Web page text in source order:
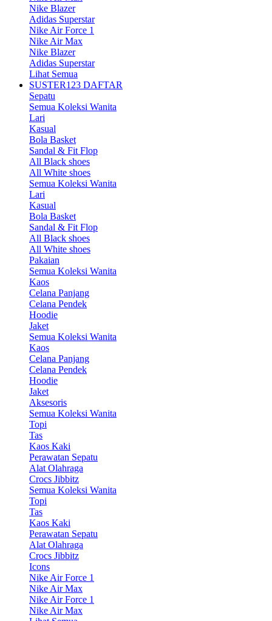
Nike Blazer
Adidas Superstar
Nike Air Force 1
Nike Air Max
Nike Blazer
Adidas Superstar
Lihat Semua
SUSTER123 DAFTAR
Sepatu
Semua Koleksi Wanita
Lari
Kasual
Bola Basket
Sandal & Fit Flop
All Black shoes
All White shoes
Semua Koleksi Wanita
Lari
Kasual
Bola Basket
Sandal & Fit Flop
All Black shoes
All White shoes
Pakaian
Semua Koleksi Wanita
Kaos
Celana Panjang
Celana Pendek
Hoodie
Jaket
Semua Koleksi Wanita
Kaos
Celana Panjang
Celana Pendek
Hoodie
Jaket
Aksesoris
Semua Koleksi Wanita
Topi
Tas
Kaos Kaki
Perawatan Sepatu
Alat Olahraga
Crocs Jibbitz
Semua Koleksi Wanita
Topi
Tas
Kaos Kaki
Perawatan Sepatu
Alat Olahraga
Crocs Jibbitz
Icons
Nike Air Force 1
Nike Air Max
Nike Air Force 1
Nike Air Max